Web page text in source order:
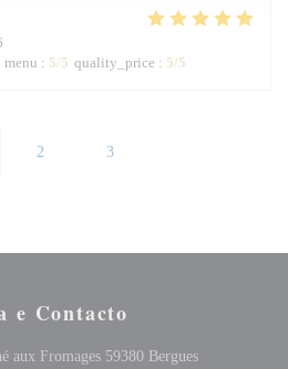
menu : 5/5 quality_price : 5/5
2 3
e Contacto
aux Fromages 59380 Bergues((abre numa